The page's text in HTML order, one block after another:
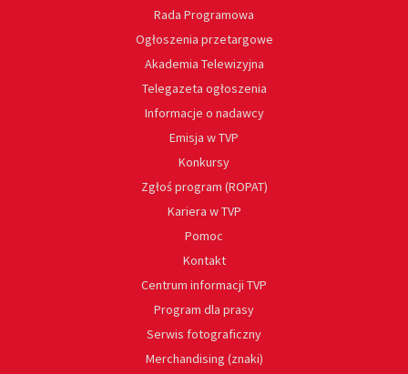
Rada Programowa
Ogłoszenia przetargowe
Akademia Telewizyjna
Telegazeta ogłoszenia
Informacje o nadawcy
Emisja w TVP
Konkursy
Zgłoś program (ROPAT)
Kariera w TVP
Pomoc
Kontakt
Centrum informacji TVP
Program dla prasy
Serwis fotograficzny
Merchandising (znaki)